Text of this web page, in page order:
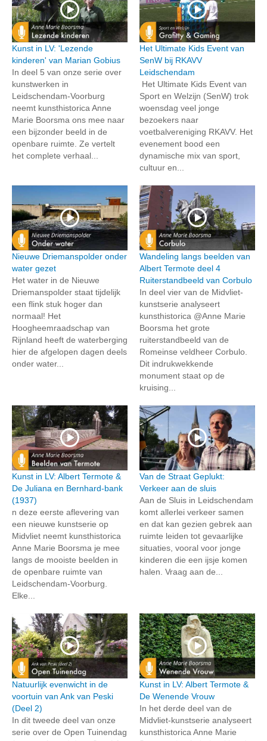
Kunst in LV: 'Lezende
kinderen' van Marian Gobius
In deel 5 van onze serie over
kunstwerken in
Leidschendam-Voorburg
neemt kunsthistorica Anne
Marie Boorsma ons mee naar
een bijzonder beeld in de
openbare ruimte. Ze vertelt
het complete verhaal...
Het Ultimate Kids Event van
SenW bij RKAVV
Leidschendam
Het Ultimate Kids Event van
Sport en Welzijn (SenW) trok
woensdag veel jonge
bezoekers naar
voetbalvereniging RKAVV. Het
evenement bood een
dynamische mix van sport,
cultuur en...
Nieuwe Driemanspolder onder
water gezet
Het water in de Nieuwe
Driemanspolder staat tijdelijk
een flink stuk hoger dan
normaal! Het
Hoogheemraadschap van
Rijnland heeft de waterberging
hier de afgelopen dagen deels
onder water...
Wandeling langs beelden van
Albert Termote deel 4
Ruiterstandbeeld van Corbulo
In deel vier van de Midvliet-
kunstserie analyseert
kunsthistorica @Anne Marie
Boorsma het grote
ruiterstandbeeld van de
Romeinse veldheer Corbulo.
Dit indrukwekkende
monument staat op de
kruising...
Kunst in LV: Albert Termote &
De Juliana en Bernhard-bank
(1937)
n deze eerste aflevering van
een nieuwe kunstserie op
Midvliet neemt kunsthistorica
Anne Marie Boorsma je mee
langs de mooiste beelden in
de openbare ruimte van
Leidschendam-Voorburg.
Elke...
Van de Straat Geplukt:
Verkeer aan de sluis
Aan de Sluis in Leidschendam
komt allerlei verkeer samen
en dat kan gezien gebrek aan
ruimte leiden tot gevaarlijke
situaties, vooral voor jonge
kinderen die een ijsje komen
halen. Vraag aan de...
Natuurlijk evenwicht in de
voortuin van Ank van Peski
(Deel 2)
In dit tweede deel van onze
serie over de Open Tuinendag
Kunst in LV: Albert Termote &
De Wenende Vrouw
In het derde deel van de
Midvliet-kunstserie analyseert
kunsthistorica Anne Marie